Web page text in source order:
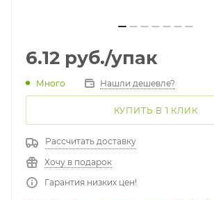
6.12 руб./упак
Много Нашли дешевле?
КУПИТЬ В 1 КЛИК
Рассчитать доставку
Хочу в подарок
Гарантия низких цен!